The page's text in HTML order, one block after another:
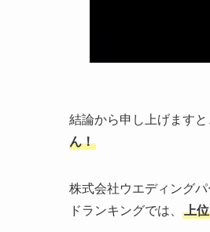
結論から申し上げます
ん！
株式会社ウエディング
ドランキングでは、
上